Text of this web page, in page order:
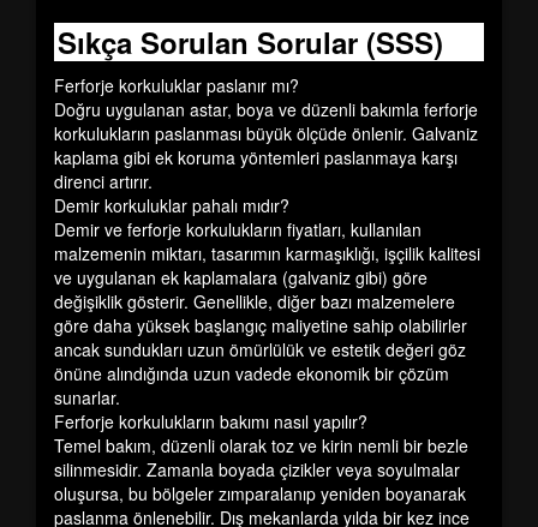
Sıkça Sorulan Sorular (SSS)
Ferforje korkuluklar paslanır mı?
Doğru uygulanan astar, boya ve düzenli bakımla ferforje
korkulukların paslanması büyük ölçüde önlenir. Galvaniz
kaplama gibi ek koruma yöntemleri paslanmaya karşı
direnci artırır.
Demir korkuluklar pahalı mıdır?
Demir ve ferforje korkulukların fiyatları, kullanılan
malzemenin miktarı, tasarımın karmaşıklığı, işçilik kalitesi
ve uygulanan ek kaplamalara (galvaniz gibi) göre
değişiklik gösterir. Genellikle, diğer bazı malzemelere
göre daha yüksek başlangıç maliyetine sahip olabilirler
ancak sundukları uzun ömürlülük ve estetik değeri göz
önüne alındığında uzun vadede ekonomik bir çözüm
sunarlar.
Ferforje korkulukların bakımı nasıl yapılır?
Temel bakım, düzenli olarak toz ve kirin nemli bir bezle
silinmesidir. Zamanla boyada çizikler veya soyulmalar
oluşursa, bu bölgeler zımparalanıp yeniden boyanarak
paslanma önlenebilir. Dış mekanlarda yılda bir kez ince